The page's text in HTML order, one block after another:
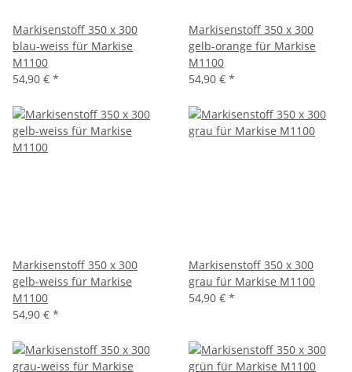
Markisenstoff 350 x 300
blau-weiss für Markise
M1100
54,90 € *
Markisenstoff 350 x 300
gelb-orange für Markise
M1100
54,90 € *
Markisenstoff 350 x 300
gelb-weiss für Markise
M1100
54,90 € *
Markisenstoff 350 x 300
grau für Markise M1100
54,90 € *